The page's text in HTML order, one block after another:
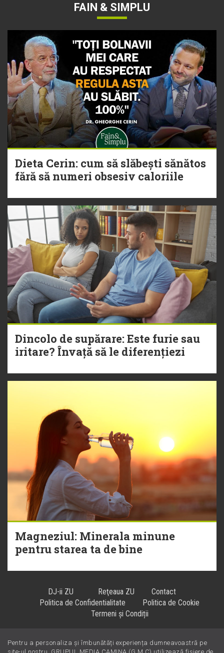
FAIN & SIMPLU
Dieta Cerin: cum să slăbești sănătos
fără să numeri obsesiv caloriile
Dincolo de supărare: Este furie sau
iritare? Învață să le diferențiezi
Magneziul: Minerala minune
pentru starea ta de bine
DJ-ii ZU Reţeaua ZU
Contact
Politica de Confidentialitate
Politica de Cookie
Termeni și Condiții
Hiturile se ascultă la !
Pentru a personaliza și îmbunătăți experiența dumneavoastră pe